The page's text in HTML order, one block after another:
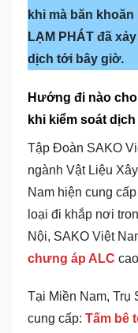
khi mà băn
LẠM PHÁT đã
dịch tới bây giờ.
Hướng đi nào
khi kiểm soát
Tập Đoàn SAKO
ngành Vật Liệu
Nam hiện cung cấp
loại đi khắp nơi
Nội, SAKO Việt
chưng áp ALC
Tại Miền Nam, Trụ
cung cấp: Tấm bê